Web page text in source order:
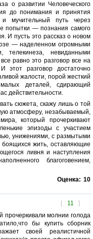
о развитии Человеческого
до понимания и принятия
и мучительный путь через
попытки — познания самого
И пусть это рассказ о новом
— наделенном огромными
телекинеза, невиданными
равно это разговор все на
разговор достаточно
жалости, порой жесткий
деталей, сдирающий
действительности.
сюжета, скажу лишь о той
атмосферу, незабываемый,
который прочеркивают
эпизоды с участием
унижениями, с размытыми
жить, оставляющие
ливня и наступления
благоговением,
Оценка: 10
[ 11 ]
прочеркивали молнии голода
бы купить сборник
своей реалистичной